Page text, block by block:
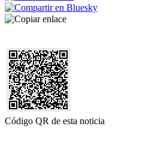
Código QR de esta noticia